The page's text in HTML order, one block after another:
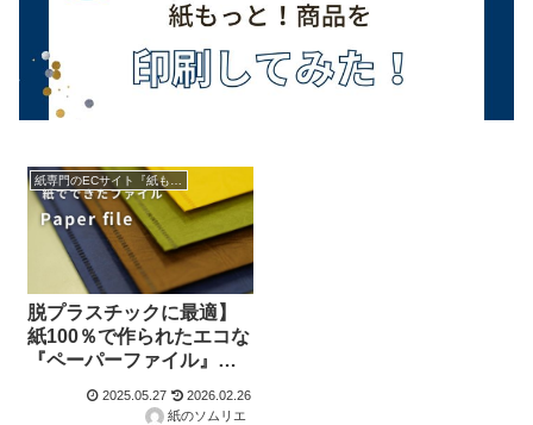
脱プラスチックに最適】
紙100％で作られたエコな
『ペーパーファイル』の
2025.05.27
2026.02.26
紙のソムリエ